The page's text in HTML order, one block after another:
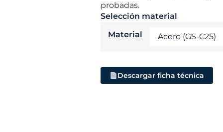
probadas.
Selección material
Material
Descargar ficha técnica